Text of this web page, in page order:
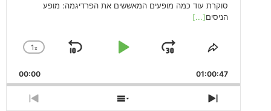
סוקרת עוד כמה מופעים המאששים את הפרדיגמה: מופע
הניסים[...]
Rate
1xPlay Pause
Jump Forward
Share This Episode
00:00 01:00:47
Show Episodes List
Next Episode